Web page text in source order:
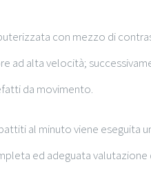
con mezzo di
alta velocità;
da movimento.
al minuto viene
ed adeguata